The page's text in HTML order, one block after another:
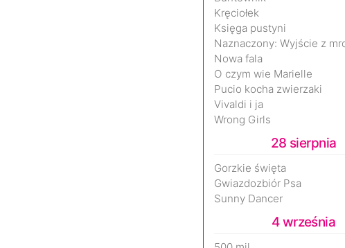
Kręciołek
Księga pustyni
Nowa fala
O czym wie Marielle
Pucio kocha zwierzaki
Vivaldi i ja
Wrong Girls
28 sierpnia
Gorzkie święta
Gwiazdozbiór Psa
Sunny Dancer
4 września